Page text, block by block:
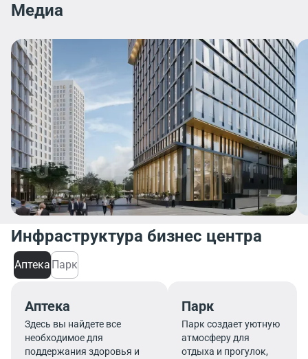
Медиа
Инфраструктура бизнес центра
Аптека Парк
Аптека
Здесь вы найдете все
необходимое для
поддержания здоровья и
Парк
Парк создает уютную
атмосферу для
отдыха и прогулок,